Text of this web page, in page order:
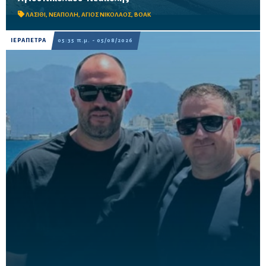
ΛΑΣΙΘΙ, ΝΕΑΠΟΛΗ, ΑΓΙΟΣ ΝΙΚΟΛΑΟΣ, BOAK
επισφαλών βραχωδών όγκων – Από την Παλαιά Εθνι...
ΙΕΡΑΠΕΤΡΑ 05:35 π.μ. - 05/08/2026